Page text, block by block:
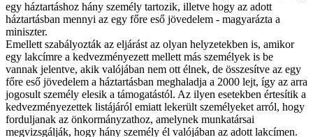
egy háztartáshoz hány személy tartozik, illetve hogy az adott
háztartásban mennyi az egy főre eső jövedelem - magyarázta a
miniszter.
Emellett szabályozták az eljárást az olyan helyzetekben is, amikor
egy lakcímre a kedvezményezett mellett más személyek is be
vannak jelentve, akik valójában nem ott élnek, de összesítve az egy
főre eső jövedelem a háztartásban meghaladja a 2000 lejt, így az arra
jogosult személy elesik a támogatástól. Az ilyen esetekben értesítik a
kedvezményezettek listájáról emiatt lekerült személyeket arról, hogy
forduljanak az önkormányzathoz, amelynek munkatársai
megvizsgálják, hogy hány személy él valójában az adott lakcímen.